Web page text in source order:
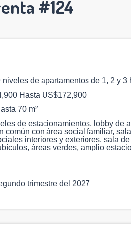
#124
de apartamentos de 1, 2 y 3
Hasta US$172,900
70 m²
de estacionamientos, lobby de
común con área social familiar,
interiores y exteriores, sala
áreas verdes, amplio
trimestre del 2027